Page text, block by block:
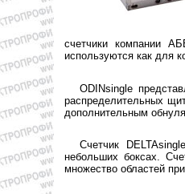
счетчики компании
используются как для
ODINsingle
распределительных
дополнительным
Счетчик
небольших боксах.
множество областей